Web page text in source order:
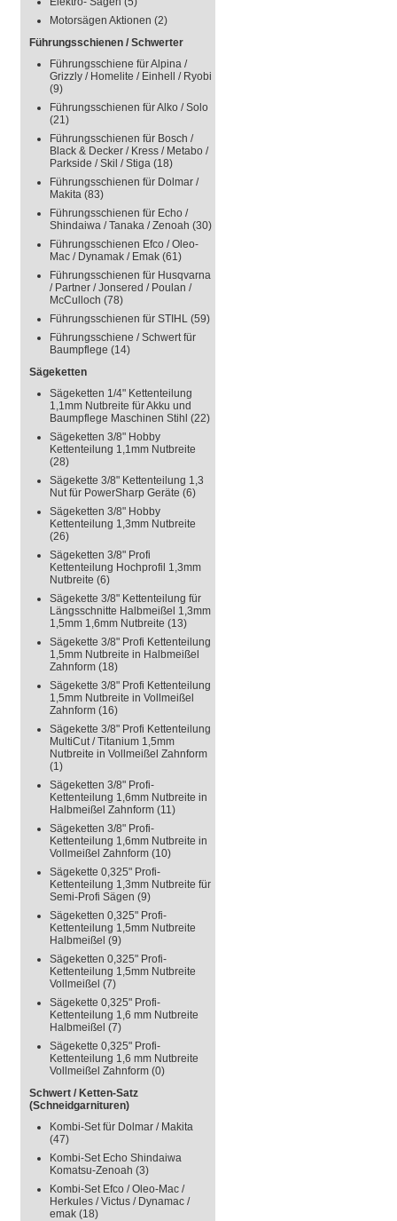
Motorsägen Aktionen (2)
Führungsschienen / Schwerter
Führungsschiene für Alpina /
Grizzly / Homelite / Einhell / Ryobi
(9)
Führungsschienen für Alko / Solo
(21)
Führungsschienen für Bosch /
Black & Decker / Kress / Metabo /
Parkside / Skil / Stiga (18)
Führungsschienen für Dolmar /
Makita (83)
Führungsschienen für Echo /
Shindaiwa / Tanaka / Zenoah (30)
Führungsschienen Efco / Oleo-
Mac / Dynamak / Emak (61)
Führungsschienen für Husqvarna
/ Partner / Jonsered / Poulan /
McCulloch (78)
Führungsschienen für STIHL (59)
Führungsschiene / Schwert für
Baumpflege (14)
Sägeketten
Sägeketten 1/4" Kettenteilung
1,1mm Nutbreite für Akku und
Baumpflege Maschinen Stihl (22)
Sägeketten 3/8" Hobby
Kettenteilung 1,1mm Nutbreite
(28)
Sägekette 3/8" Kettenteilung 1,3
Nut für PowerSharp Geräte (6)
Sägeketten 3/8" Hobby
Kettenteilung 1,3mm Nutbreite
(26)
Sägeketten 3/8" Profi
Kettenteilung Hochprofil 1,3mm
Nutbreite (6)
Sägekette 3/8" Kettenteilung für
Längsschnitte Halbmeißel 1,3mm
1,5mm 1,6mm Nutbreite (13)
Sägekette 3/8" Profi Kettenteilung
1,5mm Nutbreite in Halbmeißel
Zahnform (18)
Sägekette 3/8" Profi Kettenteilung
1,5mm Nutbreite in Vollmeißel
Zahnform (16)
Sägekette 3/8" Profi Kettenteilung
MultiCut / Titanium 1,5mm
Nutbreite in Vollmeißel Zahnform
(1)
Sägeketten 3/8" Profi-
Kettenteilung 1,6mm Nutbreite in
Halbmeißel Zahnform (11)
Sägeketten 3/8" Profi-
Kettenteilung 1,6mm Nutbreite in
Vollmeißel Zahnform (10)
Sägekette 0,325" Profi-
Kettenteilung 1,3mm Nutbreite für
Semi-Profi Sägen (9)
Sägeketten 0,325" Profi-
Kettenteilung 1,5mm Nutbreite
Halbmeißel (9)
Sägeketten 0,325" Profi-
Kettenteilung 1,5mm Nutbreite
Vollmeißel (7)
Sägekette 0,325" Profi-
Kettenteilung 1,6 mm Nutbreite
Halbmeißel (7)
Sägekette 0,325" Profi-
Kettenteilung 1,6 mm Nutbreite
Vollmeißel Zahnform (0)
Schwert / Ketten-Satz
(Schneidgarnituren)
Kombi-Set für Dolmar / Makita
(47)
Kombi-Set Echo Shindaiwa
Komatsu-Zenoah (3)
Kombi-Set Efco / Oleo-Mac /
Herkules / Victus / Dynamac /
emak (18)